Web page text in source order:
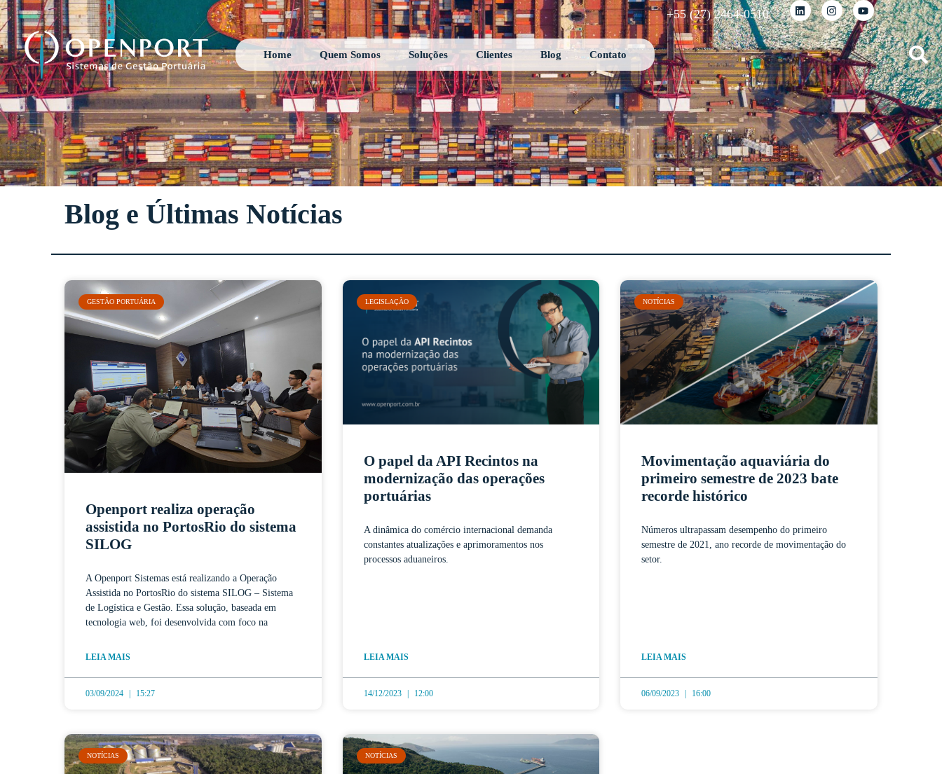
+55 (27) 2464-0510
Home Quem Somos Soluções Clientes Blog Contato
Blog e Últimas Notícias
GESTÃO PORTUÁRIA
Openport realiza operação
assistida no PortosRio do sistema
SILOG
A Openport Sistemas está realizando a Operação
Assistida no PortosRio do sistema SILOG – Sistema
de Logística e Gestão. Essa solução, baseada em
tecnologia web, foi desenvolvida com foco na
LEIA MAIS
03/09/2024 15:27
LEGISLAÇÃO
O papel da API Recintos na
modernização das operações
portuárias
A dinâmica do comércio internacional demanda
constantes atualizações e aprimoramentos nos
processos aduaneiros.
LEIA MAIS
14/12/2023 12:00
NOTÍCIAS
Movimentação aquaviária do
primeiro semestre de 2023 bate
recorde histórico
Números ultrapassam desempenho do primeiro
semestre de 2021, ano recorde de movimentação do
setor.
LEIA MAIS
06/09/2023 16:00
NOTÍCIAS NOTÍCIAS